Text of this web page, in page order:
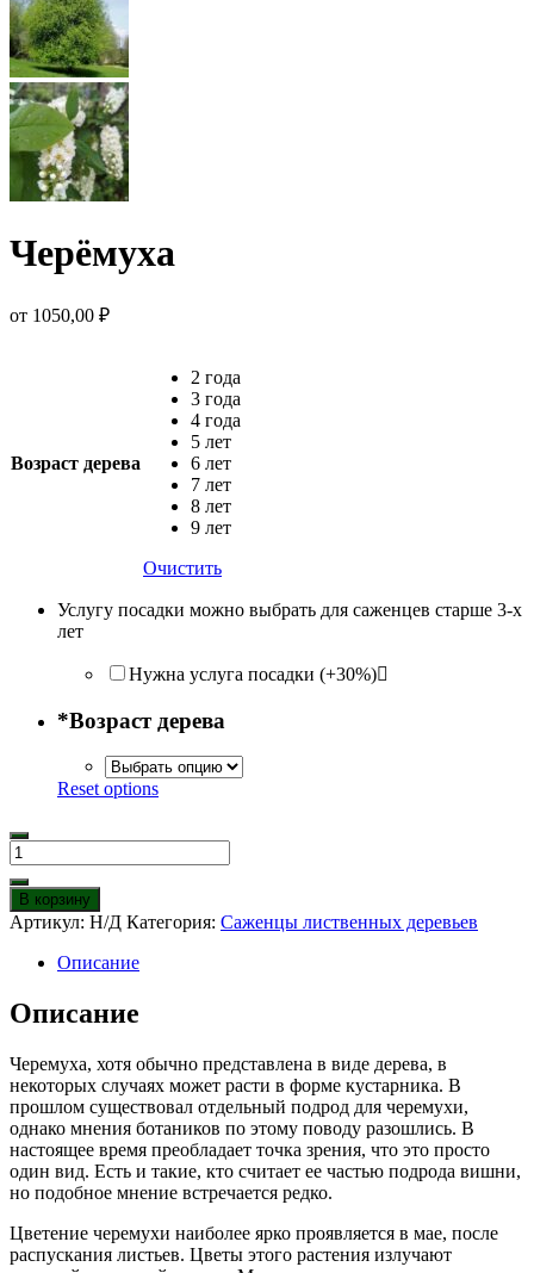
Черёмуха
от 1050,00 ₽
Возраст дерева
2 года
3 года
4 года
5 лет
6 лет
7 лет
8 лет
9 лет
Очистить
Услугу посадки можно выбрать для саженцев старше 3-х
лет
Нужна услуга посадки (+30%)
*Возраст дерева
Reset options
Количество
товара
Черёмуха
В корзину
Артикул: Н/Д Категория: Саженцы лиственных деревьев
Описание
Описание
Черемуха, хотя обычно представлена в виде дерева, в
некоторых случаях может расти в форме кустарника. В
прошлом существовал отдельный подрод для черемухи,
однако мнения ботаников по этому поводу разошлись. В
настоящее время преобладает точка зрения, что это просто
один вид. Есть и такие, кто считает ее частью подрода вишни,
но подобное мнение встречается редко.
Цветение черемухи наиболее ярко проявляется в мае, после
распускания листьев. Цветы этого растения излучают